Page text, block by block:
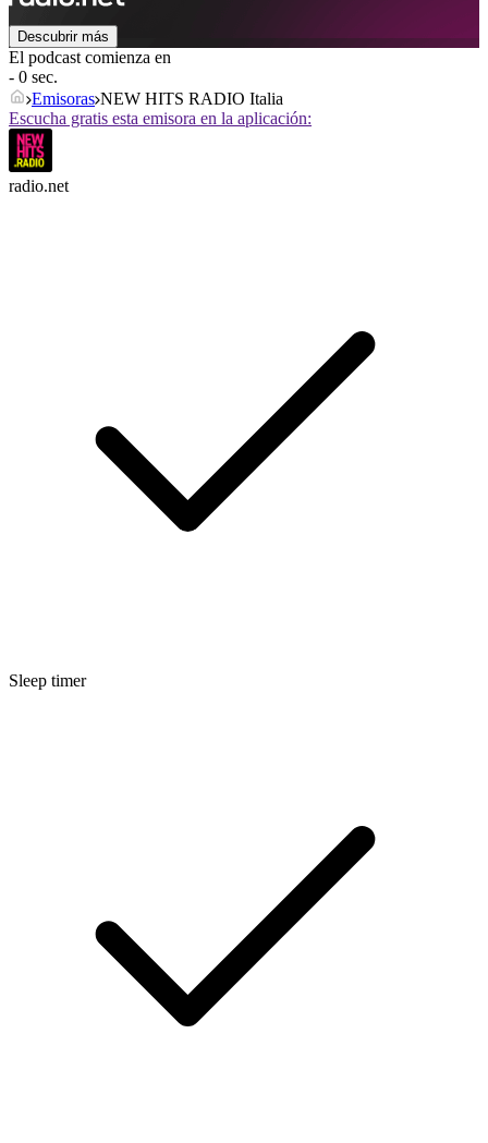
Descubrir más
El podcast comienza en
- 0 sec.
Emisoras NEW HITS RADIO Italia
Escucha gratis esta emisora en la aplicación:
radio.net
Sleep timer